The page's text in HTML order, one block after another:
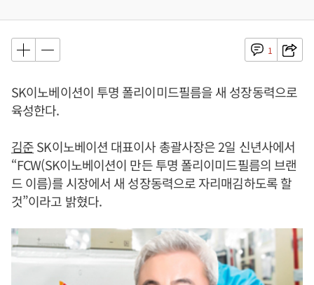
1
SK이노베이션이 투명 폴리이미드필름을 새 성장동력으로
육성한다.
김준SK이노베이션 대표이사 총괄사장은 2일 신년사에서
“FCW(SK이노베이션이 만든 투명 폴리이미드필름의 브랜
드 이름)를 시장에서 새 성장동력으로 자리매김하도록 할
것”이라고 밝혔다.